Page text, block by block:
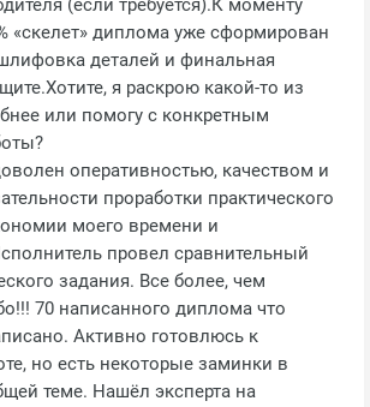
(если требуется).К моменту
«скелет» диплома уже сформирован
деталей и финальная
я раскрою какой‑то из
или помогу с конкретным
оперативностью, качеством и
проработки практического
моего времени и
провел сравнительный
задания. Все более, чем
70 написанного диплома что
Активно готовлюсь к
но есть некоторые заминки в
теме. Нашёл эксперта на